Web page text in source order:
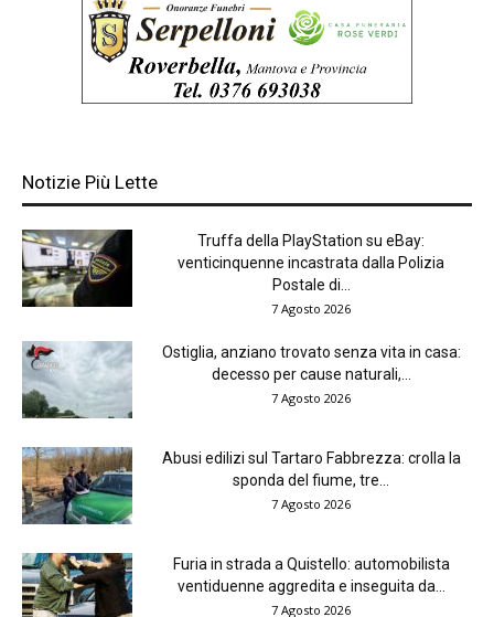
Notizie Più Lette
Truffa della PlayStation su eBay:
venticinquenne incastrata dalla Polizia
Postale di...
7 Agosto 2026
Ostiglia, anziano trovato senza vita in casa:
decesso per cause naturali,...
7 Agosto 2026
Abusi edilizi sul Tartaro Fabbrezza: crolla la
sponda del fiume, tre...
7 Agosto 2026
Furia in strada a Quistello: automobilista
ventiduenne aggredita e inseguita da...
7 Agosto 2026